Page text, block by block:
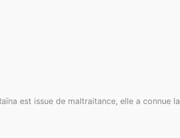
est issue de maltraitance, elle a connue la